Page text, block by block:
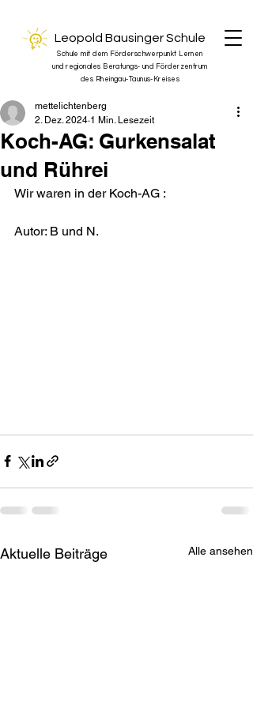
Leopold Bausinger Schule
Schule mit dem Förderschwerpunkt Lernen
und regionales Beratungs- und Förderzentrum
des Rheingau-Taunus-Kreises
Koch-AG: Gurkensalat
und Rührei
mettelichtenberg
2. Dez. 2024 1 Min. Lesezeit
Wir waren in der Koch-AG :
Autor: B und N.
Aktuelle Beiträge Alle ansehen